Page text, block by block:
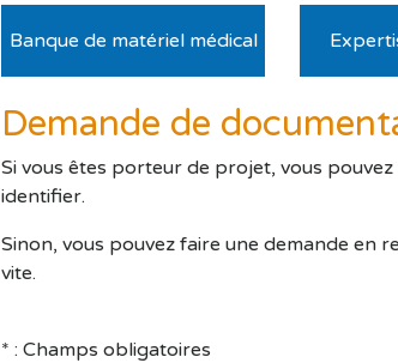
Banque de matériel médical
Demande de
Si vous êtes porteur de projet, vous
identifier.
Sinon, vous pouvez faire une demande en
vite.
* : Champs obligatoires